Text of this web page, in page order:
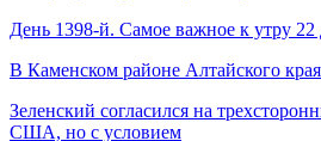
День 1398-й. Самое важное к утру 22
В Каменском районе Алтайского
Зеленский согласился на
США, но с условием